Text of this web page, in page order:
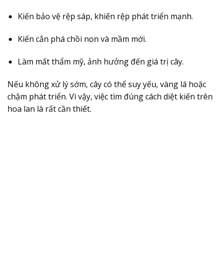
Kiến bảo vệ rệp sáp, khiến rệp phát triển mạnh.
Kiến cắn phá chồi non và mầm mới.
Làm mất thẩm mỹ, ảnh hưởng đến giá trị cây.
Nếu không xử lý sớm, cây có thể suy yếu, vàng lá hoặc
chậm phát triển. Vì vậy, việc tìm đúng cách diệt kiến trên
hoa lan là rất cần thiết.